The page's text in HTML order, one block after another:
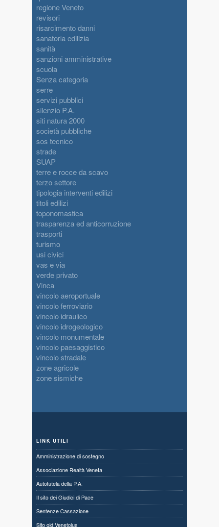
regione Veneto
revisori
risarcimento danni
sanatoria edilizia
sanità
sanzioni amministrative
scuola
Senza categoria
serre
servizi pubblici
silenzio P.A.
siti natura 2000
società pubbliche
sos tecnico
strade
SUAP
terre e rocce da scavo
terzo settore
tipologia interventi edilizi
titoli edilizi
toponomastica
trasparenza ed anticorruzione
trasporti
turismo
usi civici
vas e via
verde privato
Vinca
vincolo aeroportuale
vincolo ferroviario
vincolo idraulico
vincolo idrogeologico
vincolo monumentale
vincolo paesaggistico
vincolo stradale
zone agricole
zone sismiche
LINK UTILI
Amministrazione di sostegno
Associazione Realtà Veneta
Autotutela della P.A.
Il sito dei Giudici di Pace
Sentenze Cassazione
Sito old Venetoius